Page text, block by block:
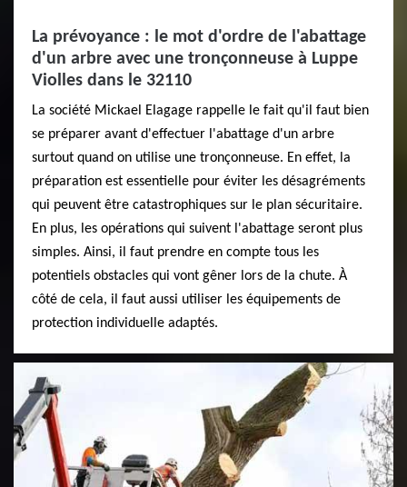
La prévoyance : le mot d'ordre de l'abattage
d'un arbre avec une tronçonneuse à Luppe
Violles dans le 32110
La société Mickael Elagage rappelle le fait qu'il faut bien
se préparer avant d'effectuer l'abattage d'un arbre
surtout quand on utilise une tronçonneuse. En effet, la
préparation est essentielle pour éviter les désagréments
qui peuvent être catastrophiques sur le plan sécuritaire.
En plus, les opérations qui suivent l'abattage seront plus
simples. Ainsi, il faut prendre en compte tous les
potentiels obstacles qui vont gêner lors de la chute. À
côté de cela, il faut aussi utiliser les équipements de
protection individuelle adaptés.